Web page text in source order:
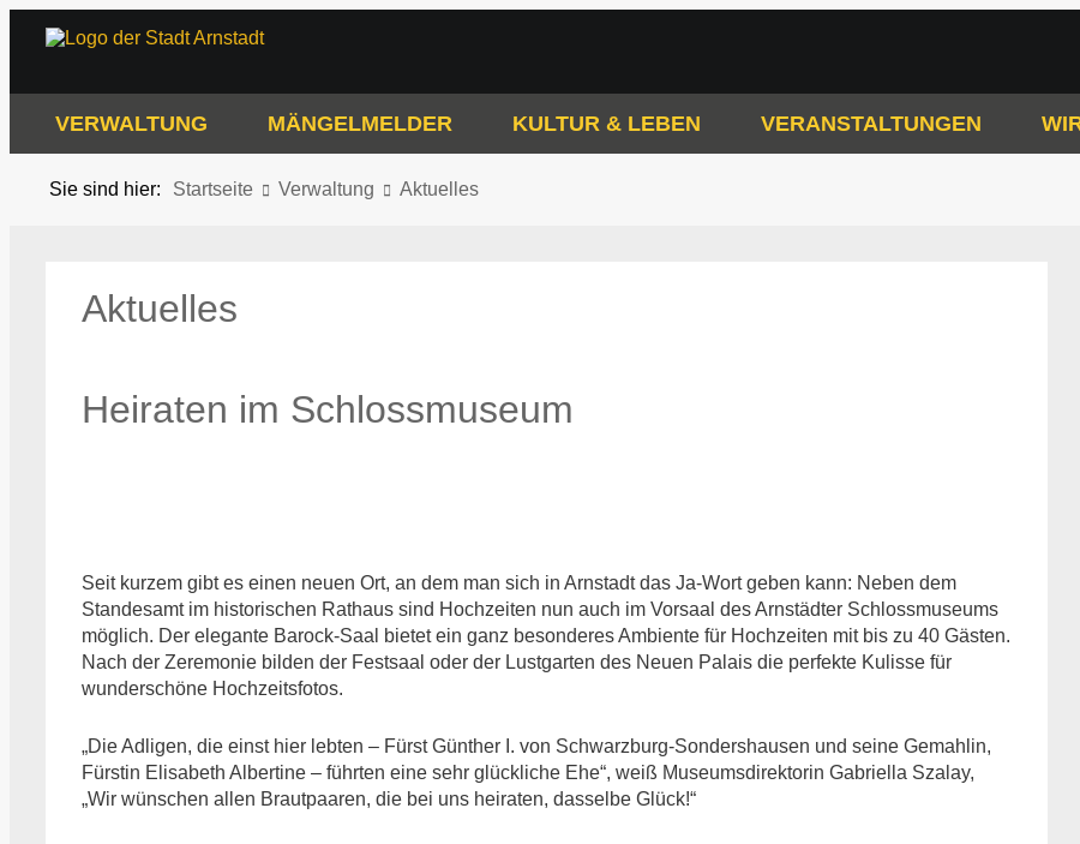
VERWALTUNG MÄNGELMELDER KULTUR & LEBEN VERANSTALTUNGEN
Sie sind hier: Startseite Verwaltung Aktuelles
Aktuelles
Heiraten im Schlossmuseum
Seit kurzem gibt es einen neuen Ort, an dem man sich in Arnstadt das Ja-Wort geben kann: Neben dem
Standesamt im historischen Rathaus sind Hochzeiten nun auch im Vorsaal des Arnstädter Schlossmuseums
möglich. Der elegante Barock-Saal bietet ein ganz besonderes Ambiente für Hochzeiten mit bis zu 40 Gästen.
Nach der Zeremonie bilden der Festsaal oder der Lustgarten des Neuen Palais die perfekte Kulisse für
wunderschöne Hochzeitsfotos.
„Die Adligen, die einst hier lebten – Fürst Günther I. von Schwarzburg-Sondershausen und seine Gemahlin,
Fürstin Elisabeth Albertine – führten eine sehr glückliche Ehe“, weiß Museumsdirektorin Gabriella Szalay,
„Wir wünschen allen Brautpaaren, die bei uns heiraten, dasselbe Glück!“